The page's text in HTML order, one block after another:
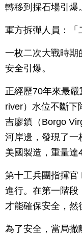
轉移到採石場引爆。
軍方拆彈人員：「
一枚二次大戰時期
安全引爆。
正經歷70年來最
river）水位不斷下
吉廖鎮（Borgo
河岸邊，發現了一
美國製造，重量達
第十工兵團指揮官
進行。在第一階段
才能確保安全，然
為了安全，當局撤